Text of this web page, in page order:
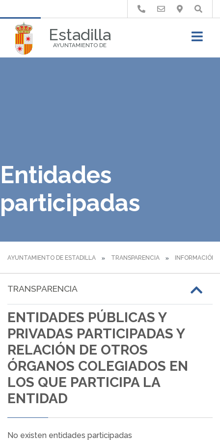
Estadilla
AYUNTAMIENTO DE
Buscar
Entidades
participadas
AYUNTAMIENTO DE ESTADILLA TRANSPARENCIA
TRANSPARENCIA
ENTIDADES PÚBLICAS Y
PRIVADAS PARTICIPADAS Y
RELACIÓN DE OTROS
ÓRGANOS COLEGIADOS EN
LOS QUE PARTICIPA LA
ENTIDAD
No existen entidades participadas